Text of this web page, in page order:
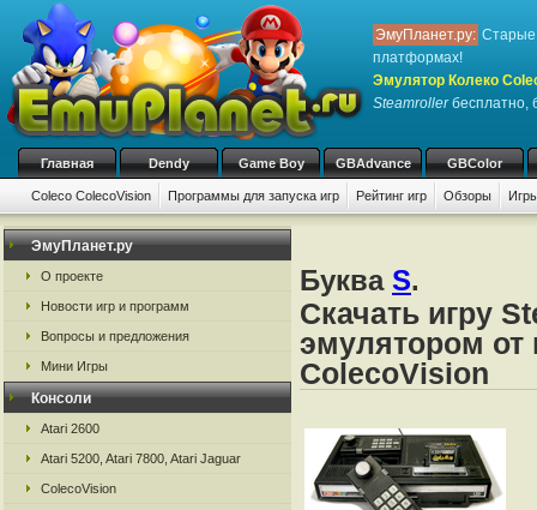
ЭмуПланет.ру: Старые
платформах!
Эмулятор Колеко
Steamrollerбесплатно,
Главная Dendy Game Boy GBAdvance GBColor
Coleco ColecoVision Программы для запуска игр Рейтинг игр Обзоры
ЭмуПланет.ру
О проекте
Новости игр и программ
Вопросы и предложения
Мини Игры
Консоли
Atari 2600
Atari 5200, Atari 7800, Atari Jaguar
ColecoVision
Буква S.
Скачать игру
эмулятором от
ColecoVision